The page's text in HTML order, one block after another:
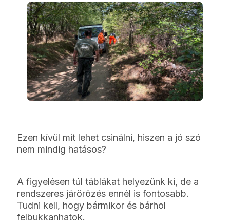
Ezen kívül mit lehet csinálni, hiszen a jó szó
nem mindig hatásos?
A figyelésen túl táblákat helyezünk ki, de a
rendszeres járőrözés ennél is fontosabb.
Tudni kell, hogy bármikor és bárhol
felbukkanhatok.